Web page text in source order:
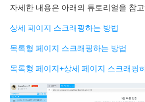
자세한 내용은 아래의 튜토리얼을 참
상세 페이지 스크래핑하는 방법
목록형 페이지 스크래핑하는 방법
목록형 페이지+상세 페이지 스크래핑